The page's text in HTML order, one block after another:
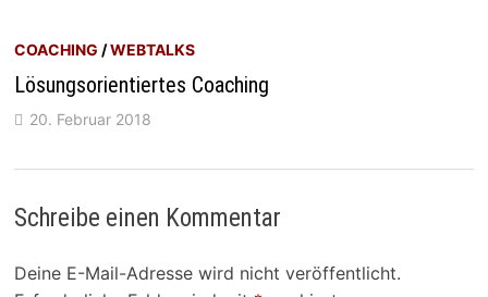
COACHING /WEBTALKS
Lösungsorientiertes Coaching
20. Februar 2018
Schreibe einen Kommentar
Deine E-Mail-Adresse wird nicht veröffentlicht.